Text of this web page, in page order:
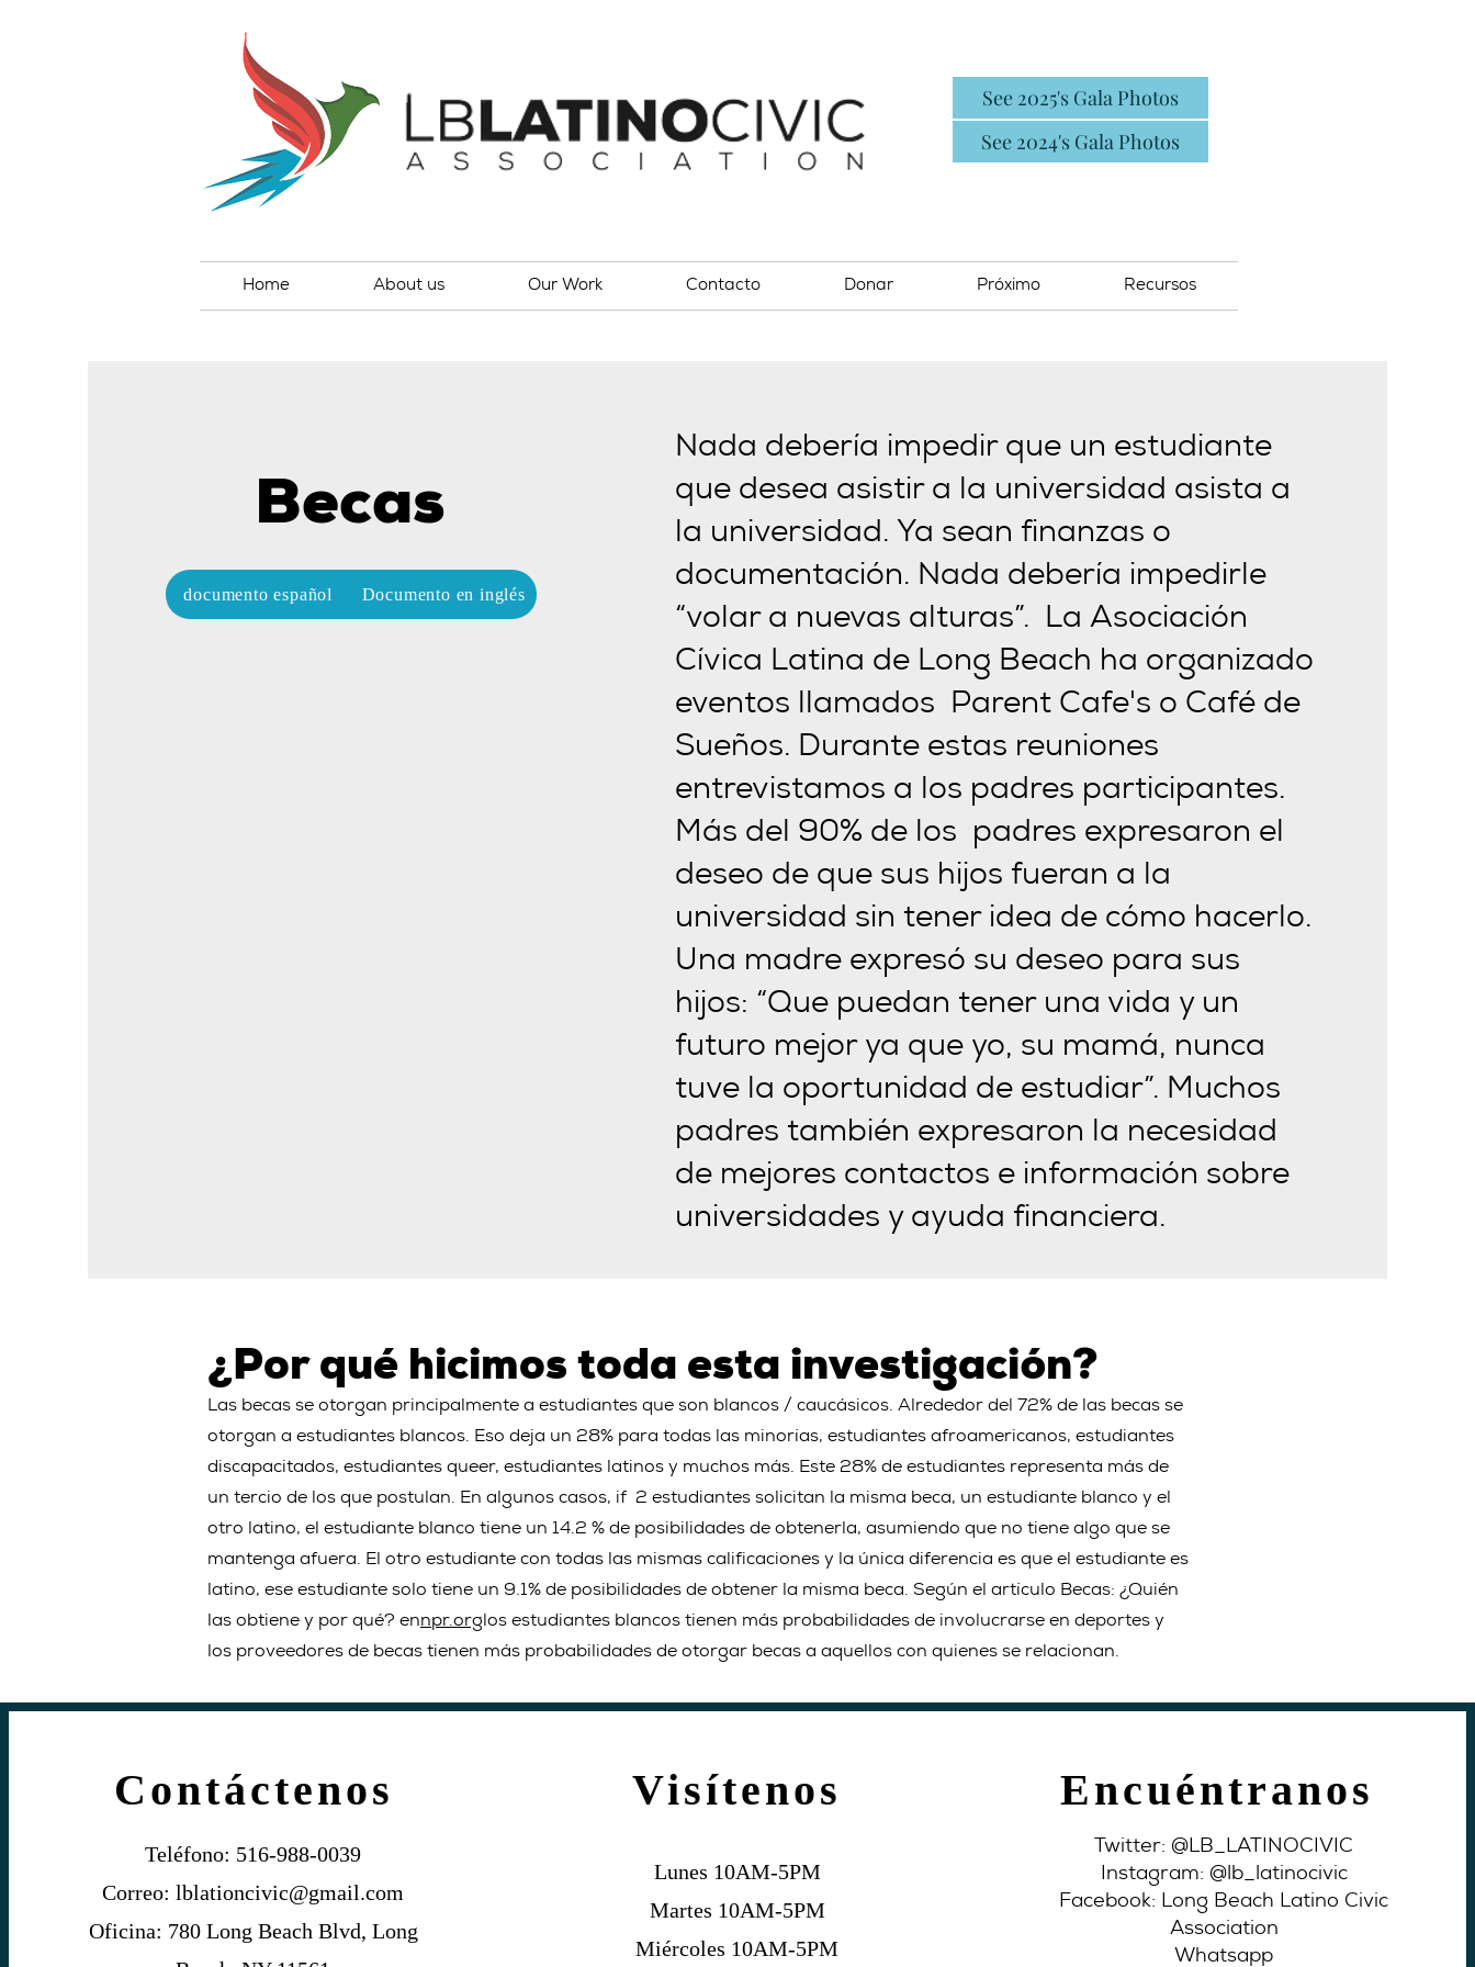
See 2025's Gala Photos
See 2024's Gala Photos
Home About us Our Work Contacto Donar Próximo Recursos
Becas
documento español Documento en inglés
Nada debería impedir que un estudiante
que desea asistir a la universidad asista a
la universidad. Ya sean finanzas o
documentación. Nada debería impedirle
“volar a nuevas alturas”. La Asociación
Cívica Latina de Long Beach ha organizado
eventos llamados Parent Cafe's o Café de
Sueños. Durante estas reuniones
entrevistamos a los padres participantes.
Más del 90% de los padres expresaron el
deseo de que sus hijos fueran a la
universidad sin tener idea de cómo hacerlo.
Una madre expresó su deseo para sus
hijos: “Que puedan tener una vida y un
futuro mejor ya que yo, su mamá, nunca
tuve la oportunidad de estudiar”. Muchos
padres también expresaron la necesidad
de mejores contactos e información sobre
universidades y ayuda financiera.
¿Por qué hicimos toda esta investigación?
Las becas se otorgan principalmente a estudiantes que son blancos / caucásicos. Alrededor del 72% de las becas se
otorgan a estudiantes blancos. Eso deja un 28% para todas las minorías, estudiantes afroamericanos, estudiantes
discapacitados, estudiantes queer, estudiantes latinos y muchos más. Este 28% de estudiantes representa más de
un tercio de los que postulan. En algunos casos, if 2 estudiantes solicitan la misma beca, un estudiante blanco y el
otro latino, el estudiante blanco tiene un 14.2 % de posibilidades de obtenerla, asumiendo que no tiene algo que se
mantenga afuera. El otro estudiante con todas las mismas calificaciones y la única diferencia es que el estudiante es
latino, ese estudiante solo tiene un 9.1% de posibilidades de obtener la misma beca. Según el artículo Becas: ¿Quién
las obtiene y por qué? ennpr.orglos estudiantes blancos tienen más probabilidades de involucrarse en deportes y
los proveedores de becas tienen más probabilidades de otorgar becas a aquellos con quienes se relacionan.
Contáctenos
Teléfono: 516-988-0039
Correo:lblationcivic@gmail.com
Oficina: 780 Long Beach Blvd, Long
Visítenos
Lunes 10AM-5PM
Martes 10AM-5PM
Miércoles 10AM-5PM
Encuéntranos
Twitter: @LB_LATINOCIVIC
Instagram: @lb_latinocivic
Facebook: Long Beach Latino Civic
Association
Whatsapp